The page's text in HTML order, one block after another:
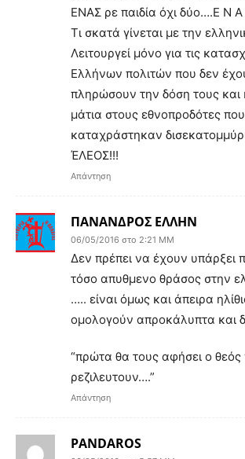
ΕΝΑΣ ρε παιδία όχι δύο….Ε Ν
Τι σκατά γίνεται με την
Λειτουργεί μόνο για τις
Ελλήνων πολιτών που δεν
πληρώσουν την δόση τους και
μάτια στους εθνοπροδότες που
καταχράστηκαν
ΈΛΕΟΣ!!!
Απάντηση
ΠΑΝΑΝΔΡΟΣ ΕΛΛΗΝ
06/05/2016 στο 2:21 ΜΜ
Δεν πρέπει να έχουν υπάρξει
τόσο απυθμενο θράσος στην
….. είναι όμως και άπειρα
ομολογούν απροκάλυπτα και
“πρώτα θα τους αφήσει ο θεός
ρεζιλευτουν….”
Απάντηση
PANDAROS